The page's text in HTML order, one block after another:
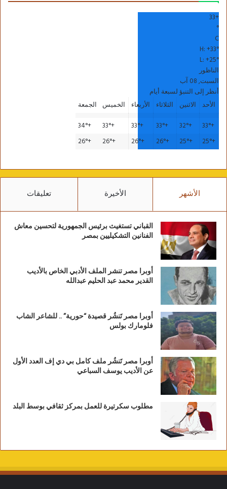
+
33
°
C
H:+33°
L:+25°
الناظور
السبت, 08 آب
أنظر إلى التنبؤ لسبعة أيام
الأحد
الاثنين الثلاثاء الأربعاء الخميس الجمعة
+
33°
+
32°
+
33°
+
33°
+
33°
+
34°
+
25°
+
25°
+
26°
+
26°
+
26°
+
26°
الأشهر الأخيرة تعليقات
القباني تستغيث برئيس الجمهورية لتحسين معاش
الفنانين التشكيليين بمصر
أوبرا مصر تنشر الملف الأدبي الخاص بالأديب
القدير محمد عبد الحليم عبدالله
أوبرا مصر تَنشُر قصيدة “حورية” .. للشاعر الشاب
فلومارك بولس
أوبرا مصر تَنشُر ملف كامل بي دي إف العدد الأول
عن الأديب يوسف السباعي
مطلوب سكرتيرة للعمل بمركز ثقافي بوسط البلد